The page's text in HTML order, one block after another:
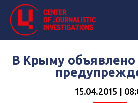
В Крыму
15.04.2015 |